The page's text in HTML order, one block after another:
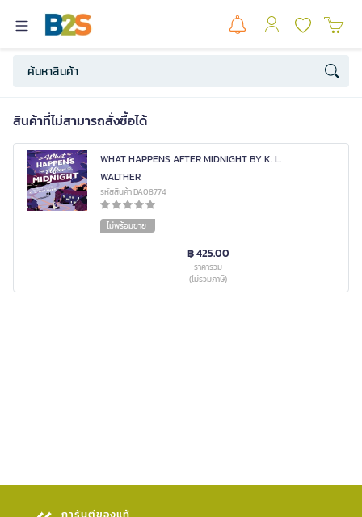
สินค้าที่ไม่สามารถสั่งซื้อได้
WHAT HAPPENS AFTER MIDNIGHT BY K. L.
WALTHER
รหัสสินค้า DA08774
ไม่พร้อมขาย
฿ 425.00
ราคารวม
(ไม่รวมภาษี)